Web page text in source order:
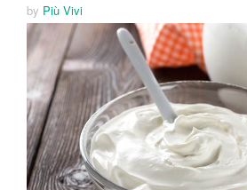
by Più Vivi